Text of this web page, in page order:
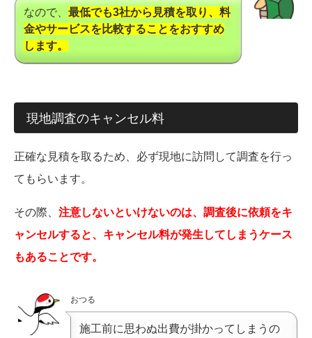
なので、 最低でも3社から見積を取り、料
金やサービスを比較することをおすすめ
します。
現地調査のキャンセル料
正確な見積を取るため、必ず現地に訪問して調査を行っ
てもらいます。
その際、 注意しないといけないのは、調査後に依頼をキ
ャンセルすると、キャンセル料が発生してしまうケース
もあることです。
おつる
施工前に思わぬ出費が掛かってしまうの